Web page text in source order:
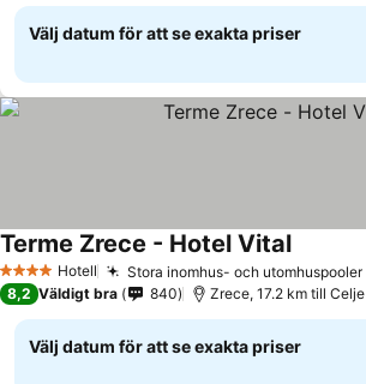
Välj datum för att se exakta priser
4 StjärnorHotell Stora inomhus- och utomhuspooler
Terme Zrece - Hotel Vital
8,2 Väldigt bra 840 Zrece, 17.2 km till Celje
Välj datum för att se exakta priser